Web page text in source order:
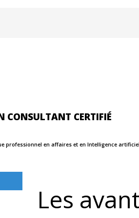
CONSULTANT CERTIFIÉ
professionnel en affaires et en Intelligence
Les